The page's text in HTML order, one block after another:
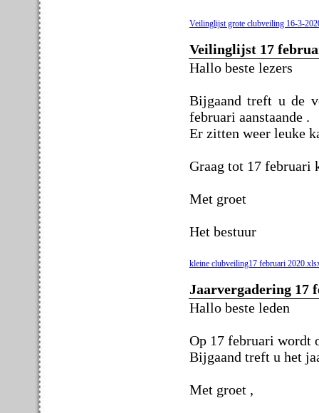
Veilinglijst grote clubveiling 16-3-
Veilinglijst 17
Hallo beste lezers
Bijgaand treft u de
februari aanstaande .
Er zitten weer leuke
Graag tot 17 februari
Met groet
Het bestuur
kleine clubveiling17 februari
Jaarvergadering 17
Hallo beste leden
Op 17 februari wordt
Bijgaand treft u het
Met groet ,